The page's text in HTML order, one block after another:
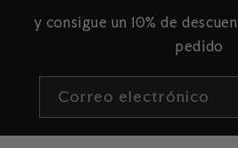
y consigue un 10% de
pedido
Correo electrónico